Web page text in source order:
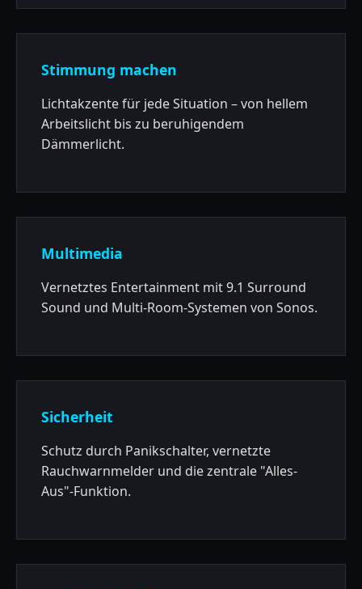
Stimmung machen
Lichtakzente für jede Situation – von hellem
Arbeitslicht bis zu beruhigendem
Dämmerlicht.
Multimedia
Vernetztes Entertainment mit 9.1 Surround
Sound und Multi-Room-Systemen von Sonos.
Sicherheit
Schutz durch Panikschalter, vernetzte
Rauchwarnmelder und die zentrale "Alles-
Aus"-Funktion.